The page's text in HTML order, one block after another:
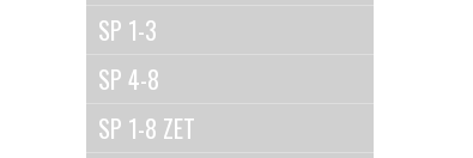
SP 1-3
SP 4-8
SP 1-8 ZET